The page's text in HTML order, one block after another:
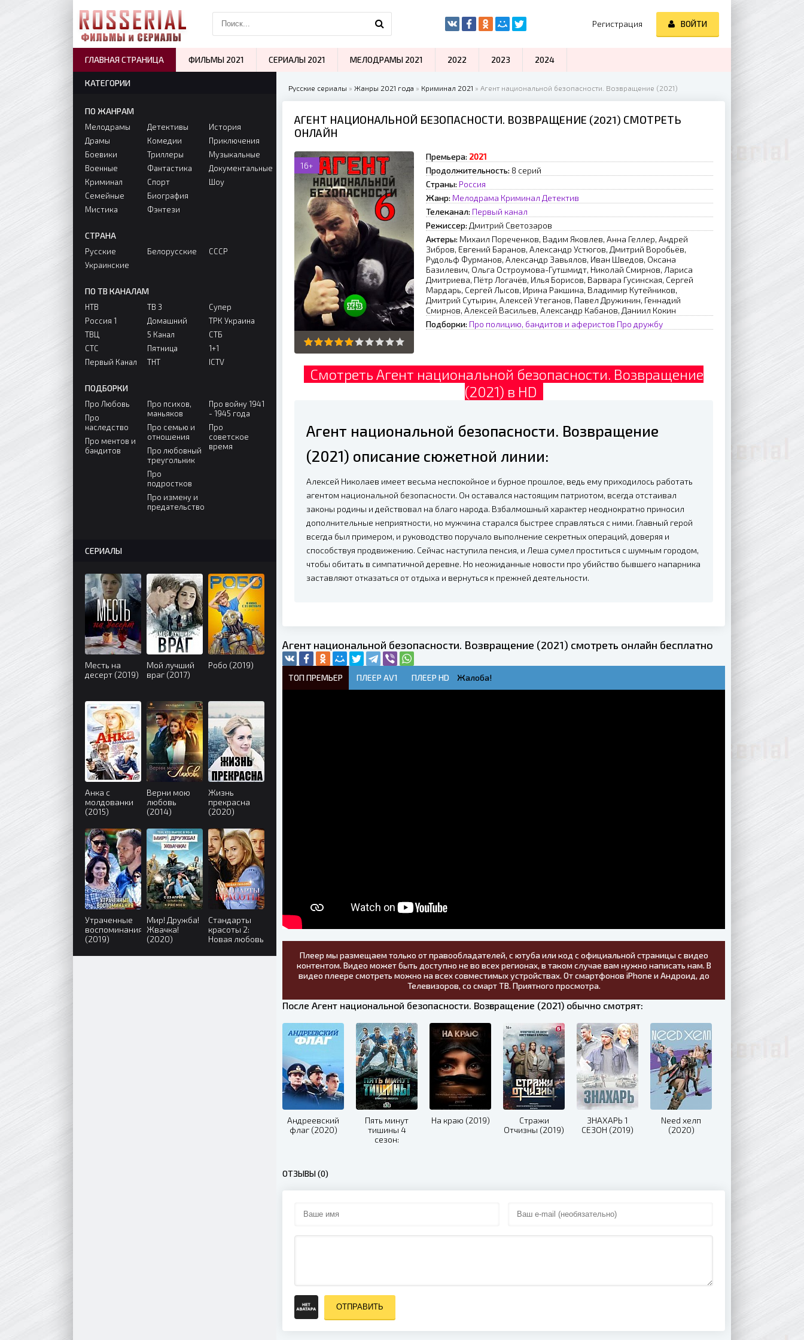
Русские сериалы » Жанры 2021 года » Криминал 2021 » Агент национальной безопасности. Возвращение (2021)
АГЕНТ НАЦИОНАЛЬНОЙ БЕЗОПАСНОСТИ. ВОЗВРАЩЕНИЕ (2021) СМОТРЕТЬ
ОНЛАЙН
16+
Премьера: 2021
Продолжительность: 8 серий
Страны: Россия
Жанр: Мелодрама Криминал Детектив
Телеканал: Первый канал
Режиссер: Дмитрий Светозаров
Актеры: Михаил Пореченков, Вадим Яковлев, Анна Геллер, Андрей
Зибров, Евгений Баранов, Александр Устюгов, Дмитрий Воробьёв,
Рудольф Фурманов, Александр Завьялов, Иван Шведов, Оксана
Базилевич, Ольга Остроумова-Гутшмидт, Николай Смирнов, Лариса
Дмитриева, Пётр Логачёв, Илья Борисов, Варвара Гусинская, Сергей
Мардарь, Сергей Лысов, Ирина Ракшина, Владимир Кутейников,
Дмитрий Сутырин, Алексей Утеганов, Павел Дружинин, Геннадий
Смирнов, Алексей Васильев, Александр Кабанов, Даниил Кокин
Подборки: Про полицию, бандитов и аферистов Про дружбу
Смотреть Агент национальной безопасности. Возвращение
(2021) в HD
Агент национальной безопасности. Возвращение
(2021) описание сюжетной линии:
Алексей Николаев имеет весьма неспокойное и бурное прошлое, ведь ему приходилось работать
агентом национальной безопасности. Он оставался настоящим патриотом, всегда отстаивал
законы родины и действовал на благо народа. Взбалмошный характер неоднократно приносил
дополнительные неприятности, но мужчина старался быстрее справляться с ними. Главный герой
всегда был примером, и руководство поручало выполнение секретных операций, доверяя и
способствуя продвижению. Сейчас наступила пенсия, и Леша сумел проститься с шумным городом,
чтобы обитать в симпатичной деревне. Но неожиданные новости про убийство бывшего напарника
заставляют отказаться от отдыха и вернуться к прежней деятельности.
Агент национальной безопасности. Возвращение (2021) смотреть онлайн бесплатно
ТОП ПРЕМЬЕР ПЛЕЕР AV1 ПЛЕЕР HD Жалоба!
Плеер мы размещаем только от правообладателей, с ютуба или код с официальной страницы с видео
контентом. Видео может быть доступно не во всех регионах, в таком случае вам нужно написать нам. В
видео плеере смотреть можно на всех совместимых устройствах. От смартфонов iPhone и Андроид, до
Телевизоров, со смарт ТВ. Приятного просмотра.
После Агент национальной безопасности. Возвращение (2021) обычно смотрят:
Андреевский
флаг (2020)
Пять минут
тишины 4
сезон:
На краю (2019)
Стражи
Отчизны (2019)
ЗНАХАРЬ 1
СЕЗОН (2019)
Need хелп
(2020)
ОТЗЫВЫ (0)
ОТПРАВИТЬ
КАТЕГОРИИ
ПО ЖАНРАМ
Мелодрамы
Драмы
Боевики
Военные
Криминал
Семейные
Мистика
Детективы
Комедии
Триллеры
Фантастика
Спорт
Биография
Фэнтези
История
Приключения
Музыкальные
Документальные
Шоу
СТРАНА
Русские
Украинские
Белорусские СССР
ПО ТВ КАНАЛАМ
НТВ
Россия 1
ТВЦ
СТС
Первый Канал
ТВ 3
Домашний
5 Канал
Пятница
ТНТ
Супер
ТРК Украина
СТБ
1+1
ICTV
ПОДБОРКИ
Про Любовь
Про
наследство
Про ментов и
бандитов
Про психов,
маньяков
Про семью и
отношения
Про любовный
треугольник
Про
подростков
Про измену и
предательство
Про войну 1941
- 1945 года
Про
советское
время
СЕРИАЛЫ
Месть на
десерт (2019)
Мой лучший
враг (2017)
Робо (2019)
Анка с
молдованки
(2015)
Верни мою
любовь
(2014)
Жизнь
прекрасна
(2020)
Утраченные
воспоминания
(2019)
Мир! Дружба!
Жвачка!
(2020)
Стандарты
красоты 2:
Новая любовь
Регистрация ВОЙТИ
ГЛАВНАЯ СТРАНИЦА ФИЛЬМЫ 2021 СЕРИАЛЫ 2021 МЕЛОДРАМЫ 2021 2022 2023 2024